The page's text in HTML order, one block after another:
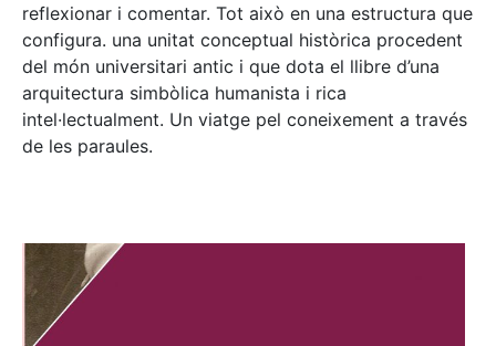
reflexionar i comentar. Tot això en una estructura que
configura. una unitat conceptual històrica procedent
del món universitari antic i que dota el llibre d’una
arquitectura simbòlica humanista i rica
intel·lectualment. Un viatge pel coneixement a través
de les paraules.